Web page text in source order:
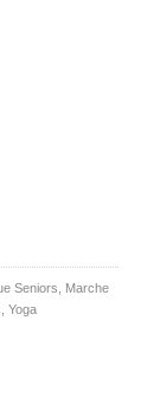
Seniors, Marche
, Yoga